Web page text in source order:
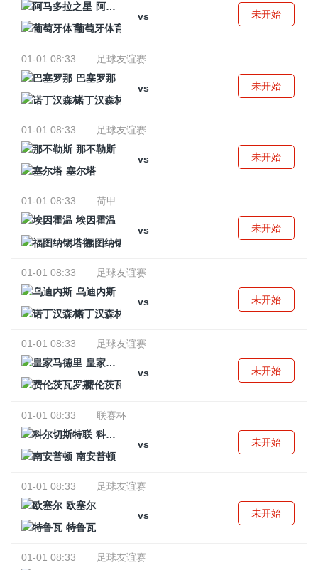
阿马多拉之星
vs
葡萄牙体育
未开始
01-01 08:33
足球友谊赛
巴塞罗那
vs
诺丁汉森林
未开始
01-01 08:33
足球友谊赛
那不勒斯
vs
塞尔塔
未开始
01-01 08:33
荷甲
埃因霍温
vs
福图纳锡塔德
未开始
01-01 08:33
足球友谊赛
乌迪内斯
vs
诺丁汉森林
未开始
01-01 08:33
足球友谊赛
皇家马德里
vs
费伦茨瓦罗斯
未开始
01-01 08:33
联赛杯
科尔切斯特联
vs
南安普顿
未开始
01-01 08:33
足球友谊赛
欧塞尔
vs
特鲁瓦
未开始
01-01 08:33
足球友谊赛